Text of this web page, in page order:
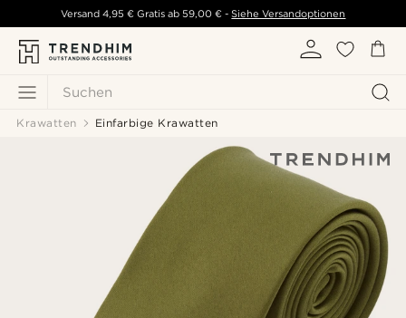
Suchen
Versand 4,95 € Gratis ab59,00 € - Siehe Versandoptionen
Krawatten Einfarbige Krawatten